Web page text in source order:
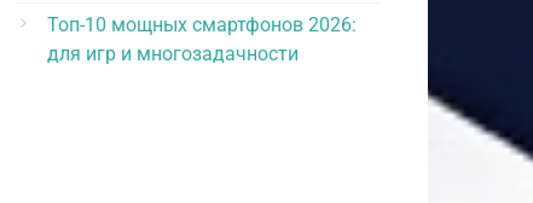
Топ-10 мощных смартфонов 2026:
для игр и многозадачности